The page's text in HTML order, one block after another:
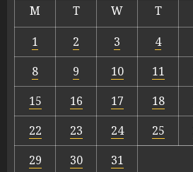
M T W T
1
2 3 4
8
9 10 11
15
16 17 18
22
23 24 25
29
30 31